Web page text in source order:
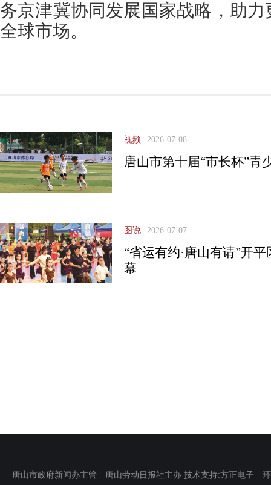
务京津冀协同发展国家战略，助
全球市场。
视频 2026-07-08
唐山市第十届“市长杯”青
图说 2026-07-07
“省运有约·唐山有请”开
幕
唐山市政府新闻办主管 唐山劳动日报社主办 技术支持:方正电子